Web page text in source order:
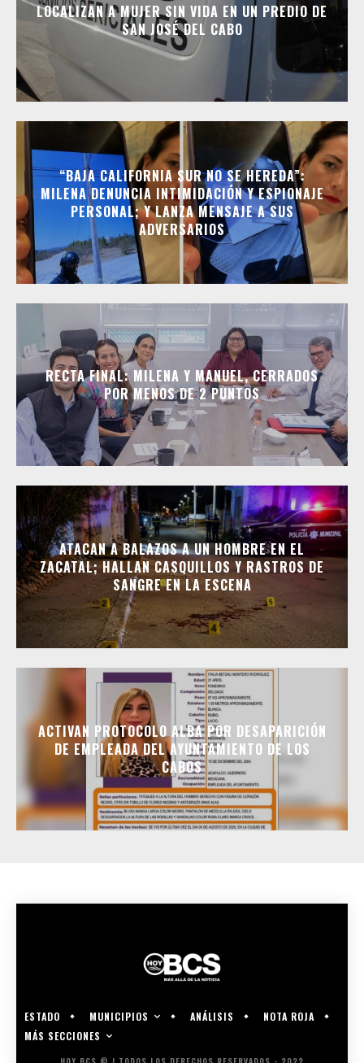
LOCALIZAN A MUJER SIN VIDA EN UN PREDIO DE
SAN JOSÉ DEL CABO
“BAJA CALIFORNIA SUR NO SE HEREDA”:
MILENA DENUNCIA INTIMIDACIÓN Y ESPIONAJE
PERSONAL; Y LANZA MENSAJE A SUS
ADVERSARIOS
RECTA FINAL: MILENA Y MANUEL, CERRADOS
POR MENOS DE 2 PUNTOS
ATACAN A BALAZOS A UN HOMBRE EN EL
ZACATAL; HALLAN CASQUILLOS Y RASTROS DE
SANGRE EN LA ESCENA
ACTIVAN PROTOCOLO ALBA POR DESAPARICIÓN
DE EMPLEADA DEL AYUNTAMIENTO DE LOS
CABOS
ESTADO MUNICIPIOS ANÁLISIS
NOTA ROJA
MÁS SECCIONES